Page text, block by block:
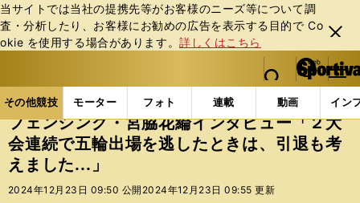
当サイトでは当社の提携先等がお客様のニーズ等について調
査・分析したり、お客様にお勧めの広告を表⽰する⽬的で Co
okie を使⽤する場合があります。詳しくはこちら
閉じ
る
web Sportiva (webスポルティーバ)
検索
マイペ
ー
ジ
メニュ
その他競技 モーター フォト 連載 動画 イン
ス
ポ
ル
テ
ー
その他競技の記事一覧 その他競技 その他 フェ
フェンシング・宮脇花綸インタビュー「２大
会連続で五輪出場を逃したときは、引退も考
えました...」
2024年12月23日 09:50 公開 2024年12月23日 09:55 更新